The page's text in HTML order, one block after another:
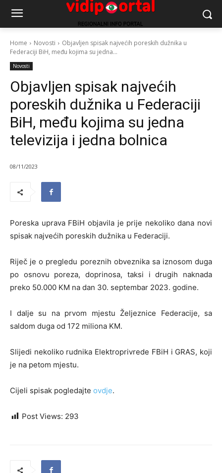
Home Novosti
Objavljen spisak najvećih poreskih dužnika u
Federaciji BiH, među kojima su jedna...
Novosti
Objavljen spisak najvećih
poreskih dužnika u Federaciji
BiH, među kojima su jedna
televizija i jedna bolnica
08/11/2023
Poreska uprava FBiH objavila je prije nekoliko dana novi
spisak najvećih poreskih dužnika u Federaciji.
Riječ je o pregledu poreznih obveznika sa iznosom duga
po osnovu poreza, doprinosa, taksi i drugih naknada
preko 50.000 KM na dan 30. septembar 2023. godine.
I dalje su na prvom mjestu Željeznice Federacije, sa
saldom duga od 172 miliona KM.
Slijedi nekoliko rudnika Elektroprivrede FBiH i GRAS, koji
je na petom mjestu.
Cijeli spisak pogledajte ovdje.
Post Views: 293